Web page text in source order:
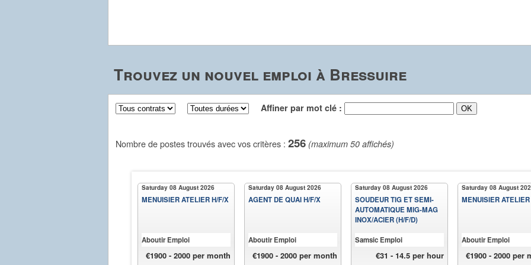
Trouvez un nouvel emploi à Bressuire
Affiner par mot clé :
Nombre de postes trouvés avec vos critères : 256 (maximum 50 affichés)
Saturday 08 August 2026
MENUISIER ATELIER H/F/X
Aboutir Emploi
€1900 - 2000 per month
Saturday 08 August 2026
AGENT DE QUAI H/F/X
Aboutir Emploi
€1900 - 2000 per month
Saturday 08 August 2026
SOUDEUR TIG ET SEMI-
AUTOMATIQUE MIG-MAG
INOX/ACIER (H/F/D)
Samsic Emploi
€31 - 14.5 per hour
Saturday 08 August
MENUISIER
Aboutir Emploi
€1900 - 2000 per